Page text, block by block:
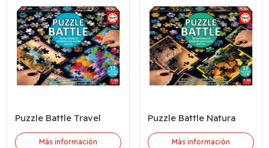
Puzzle Battle Travel
Más información
Puzzle Battle Natura
Más información